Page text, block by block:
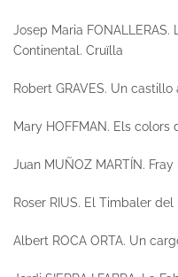
Josep Maria FONALLERAS.
Continental. Cruïlla
Robert GRAVES. Un castillo
Mary HOFFMAN. Els colors
Juan MUÑOZ MARTÍN.
Roser RIUS. El Timbaler del
Albert ROCA ORTA. Un